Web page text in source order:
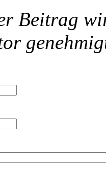
Beitrag